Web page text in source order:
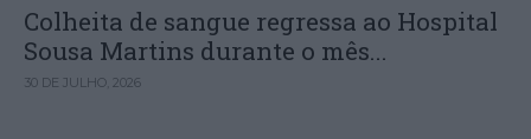
Colheita de sangue regressa ao Hospital
Sousa Martins durante o mês...
30 DE JULHO, 2026